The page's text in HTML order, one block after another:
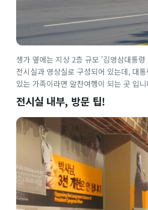
생가 옆에는 지상 2층 규모 '김영삼대통
전시실과 영상실로 구성되어 있는데, 대
있는 가족이라면 알찬여행이 되는 곳 입니
전시실 내부, 방문 팁!